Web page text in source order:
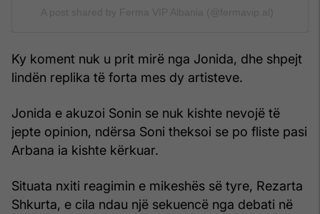
Ky koment nuk u prit mirë nga Jonida, dhe shpejt
lindën replika të forta mes dy artisteve.
Jonida e akuzoi Sonin se nuk kishte nevojë të
jepte opinion, ndërsa Soni theksoi se po fliste pasi
Arbana ia kishte kërkuar.
Situata nxiti reagimin e mikeshës së tyre, Rezarta
Shkurta, e cila ndau një sekuencë nga debati në